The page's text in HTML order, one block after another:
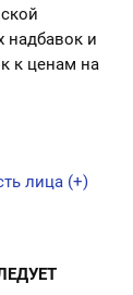
надбавок и
к ценам на
лица (+)